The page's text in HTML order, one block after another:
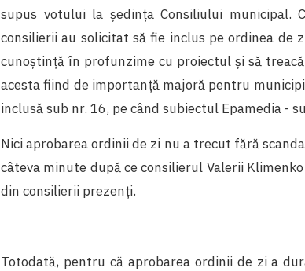
supus votului la ședința Consiliului municipal.
consilierii au solicitat să fie inclus pe ordinea de
cunoștință în profunzime cu proiectul și să
acesta fiind de importanță majoră pentru
inclusă sub nr. 16, pe când subiectul Epamedia -
Nici aprobarea ordinii de zi nu a trecut fără
câteva minute după ce consilierul Valerii
din consilierii prezenți.
Totodată, pentru că aprobarea ordinii de zi a